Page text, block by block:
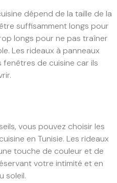
dépend de la taille de la
suffisamment longs pour
longs pour ne pas traîner
Les rideaux à panneaux
de cuisine car ils
vous pouvez choisir les
en Tunisie. Les rideaux
touche de couleur et de
votre intimité et en
soleil.